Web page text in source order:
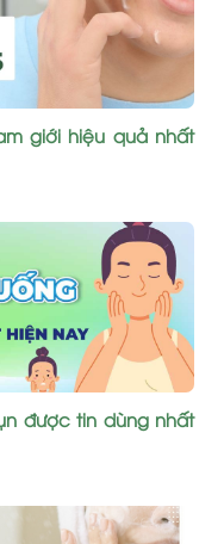
giới hiệu quả nhất
được tin dùng nhất